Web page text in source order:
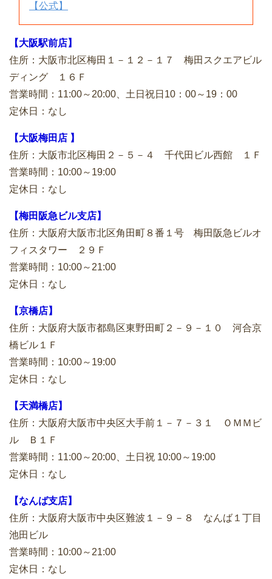
【公式】
【大阪駅前店】
住所：大阪市北区梅田１－１２－１７ 梅田スクエアビル
ディング １６Ｆ
営業時間：11:00～20:00、土日祝日10：00～19：00
定休日：なし
【大阪梅田店 】
住所：大阪市北区梅田２－５－４ 千代田ビル西館 １Ｆ
営業時間：10:00～19:00
定休日：なし
【梅田阪急ビル支店】
住所：大阪府大阪市北区角田町８番１号 梅田阪急ビルオ
フィスタワー ２９Ｆ
営業時間：10:00～21:00
定休日：なし
【京橋店】
住所：大阪府大阪市都島区東野田町２－９－１０ 河合京
橋ビル１Ｆ
営業時間：10:00～19:00
定休日：なし
【天満橋店】
住所：大阪府大阪市中央区大手前１－７－３１ ＯＭＭビ
ル Ｂ１Ｆ
営業時間：11:00～20:00、土日祝 10:00～19:00
定休日：なし
【なんば支店】
住所：大阪府大阪市中央区難波１－９－８ なんば１丁目
池田ビル
営業時間：10:00～21:00
定休日：なし